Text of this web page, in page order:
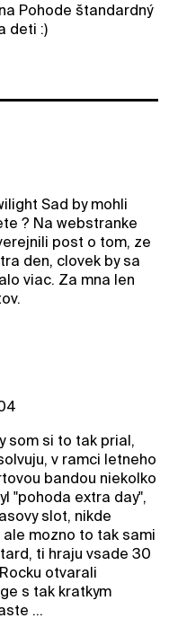
Pohode štandardný
deti :)
Sad by mohli
? Na webstranke
post o tom, ze
den, clovek by sa
viac. Za mna len
som si to tak prial,
v ramci letneho
bandou niekolko
"pohoda extra day",
slot, nikde
mozno to tak sami
ti hraju vsade 30
otvarali
s tak kratkym
...